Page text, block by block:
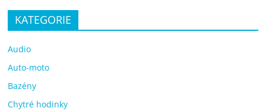
KATEGORIE
Audio
Auto-moto
Bazény
Chytré hodinky